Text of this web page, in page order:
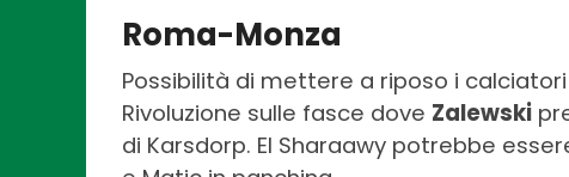
Roma-Monza
Possibilità di mettere a riposo i
Rivoluzione sulle fasce dove Zalewski
di Karsdorp. El Sharaawy potrebbe